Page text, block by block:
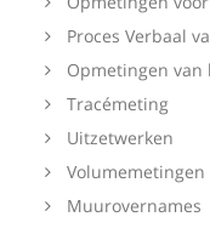
Proces Verbaal
Opmetingen van
Tracémeting
Uitzetwerken
Volumemetingen
Muurovernames